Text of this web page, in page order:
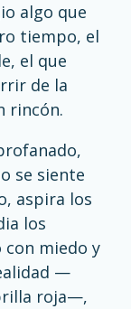
algo que
tiempo, el
el que
de la
rincón.
se siente
aspira los
los
con miedo y
—
roja—,